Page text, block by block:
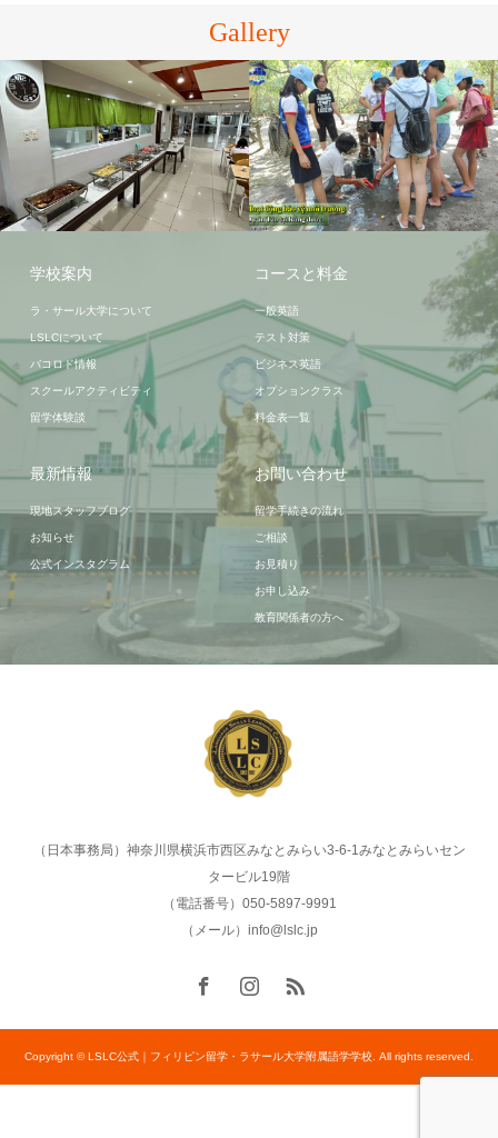
Gallery
LSLC学生寮 バコロド
学校案内
ラ・サール大学について
LSLCについて
バコロド情報
スクールアクティビティ
留学体験談
コースと料金
一般英語
テスト対策
ビジネス英語
オプションクラス
料金表一覧
最新情報
現地スタッフブログ
お知らせ
公式インスタグラム
お問い合わせ
留学手続きの流れ
ご相談
お見積り
お申し込み
教育関係者の方へ
（日本事務局）神奈川県横浜市西区みなとみらい3-6-1みなとみらいセン
タービル19階
（電話番号）050-5897-9991
（メール）info@lslc.jp
Copyright © LSLC公式｜フィリピン留学・ラサール大学附属語学学校. All rights reserved.